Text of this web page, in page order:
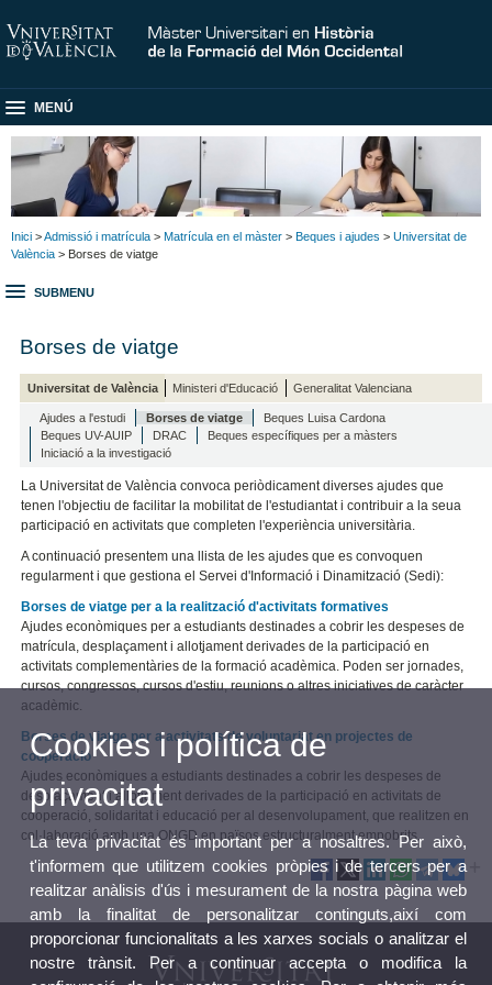
MENÚ
Inici >Admissió i matrícula > Matrícula en el màster > Beques i ajudes > Universitat de
València > Borses de viatge
SUBMENU
Borses de viatge
Universitat de València Ministeri d'Educació Generalitat Valenciana
Ajudes a l'estudi Borses de viatge
Beques Luisa Cardona
Beques UV-AUIP
DRAC
Beques específiques per a màsters
Iniciació a la investigació
La Universitat de València convoca periòdicament diverses ajudes que
tenen l'objectiu de facilitar la mobilitat de l'estudiantat i contribuir a la seua
participació en activitats que completen l'experiència universitària.
A continuació presentem una llista de les ajudes que es convoquen
regularment i que gestiona el Servei d'Informació i Dinamització (Sedi):
Borses de viatge per a la realització d'activitats formatives
Ajudes econòmiques per a estudiants destinades a cobrir les despeses de
matrícula, desplaçament i allotjament derivades de la participació en
activitats complementàries de la formació acadèmica. Poden ser jornades,
cursos, congressos, cursos d'estiu, reunions o altres iniciatives de caràcter
acadèmic.
Borses de viatge per a activitats de voluntariat en projectes de
cooperació
Ajudes econòmiques a estudiants destinades a cobrir les despeses de
desplaçament i allotjament derivades de la participació en activitats de
cooperació, solidaritat i educació per al desenvolupament, que realitzen en
col·laboració amb una ONGD en països estructuralment empobrits.
Cookies i política de
privacitat
La teva privacitat és important per a nosaltres. Per això,
t'informem que utilitzem cookies pròpies i de tercers per a
realitzar anàlisis d'ús i mesurament de la nostra pàgina web
amb la finalitat de personalitzar continguts,així com
proporcionar funcionalitats a les xarxes socials o analitzar el
nostre trànsit. Per a continuar accepta o modifica la